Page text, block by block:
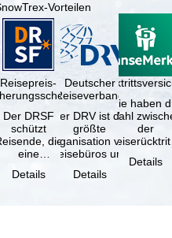
Vorteilen
Reisepreis-
Der DRSF
schützt
die
eine
oder
Details
Deutscher
Reiseverband
Der DRV ist die
größte
Organisation von
Reisebüros und
Reiseveranstaltern
in …
Details
Sie haben
Wahl
der
(inklusive
Details